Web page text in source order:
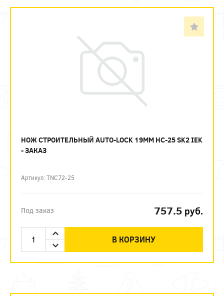
НОЖ СТРОИТЕЛЬНЫЙ AUTO-LOCK 19ММ НС-25 SK2 IEK
- ЗАКАЗ
Артикул: TNC72-25
Под заказ 757.5 руб.
В КОРЗИНУ